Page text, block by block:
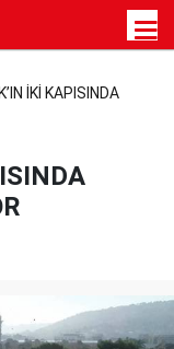
İKİ KAPISINDA